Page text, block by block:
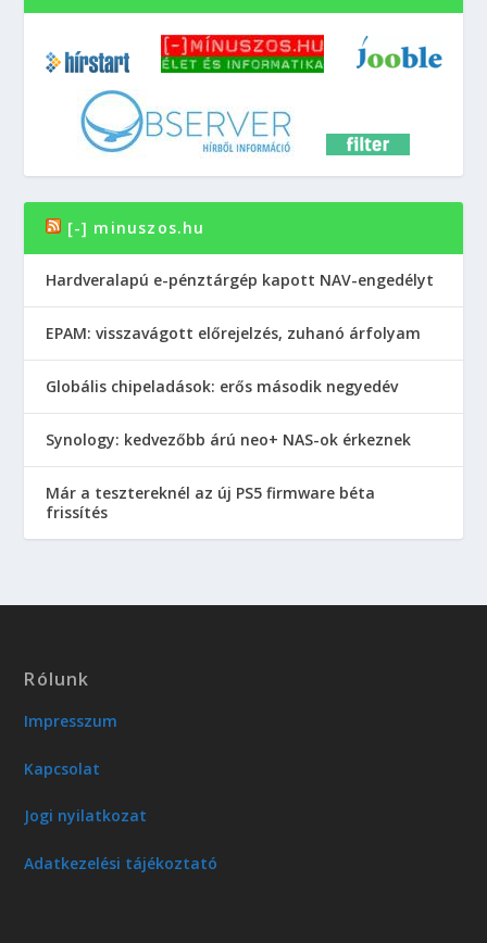
[-] minuszos.hu
Hardveralapú e-pénztárgép kapott NAV-engedélyt
EPAM: visszavágott előrejelzés, zuhanó árfolyam
Globális chipeladások: erős második negyedév
Synology: kedvezőbb árú neo+ NAS-ok érkeznek
Már a tesztereknél az új PS5 firmware béta
frissítés
Rólunk
Impresszum
Kapcsolat
Jogi nyilatkozat
Adatkezelési tájékoztató